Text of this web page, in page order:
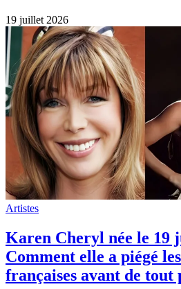
19 juillet 2026
Artistes
Karen Cheryl née le 19
Comment elle a piégé
françaises avant de tout